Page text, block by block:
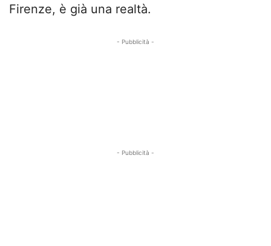
Firenze, è già una realtà.
- Pubblicità -
- Pubblicità -